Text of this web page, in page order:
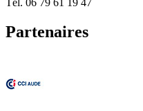
Partenaires